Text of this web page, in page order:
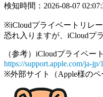
検知時間：2026-08-07
※iCloudプライベートリレ
恐れ入りますが、iCloudプ
（参考）iCloudプライベー
https://support.apple.com/ja-jp/
※外部サイト（Apple様の